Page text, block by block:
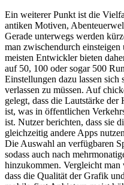
Ein weiterer Punkt ist die
antiken Motiven,
Gerade unterwegs werden
man zwischendurch
meisten Entwickler bieten
auf 50, 100 oder sogar 500
Einstellungen dazu lassen sich
verlassen zu müssen. Auf
gelegt, dass die Lautstärke
ist, was in öffentlichen
ist. Nutzer berichten, dass sie
gleichzeitig andere Apps
Die Auswahl an verfügbaren
sodass auch nach
hinzukommen. Vergleicht man
dass die Qualität der Grafik